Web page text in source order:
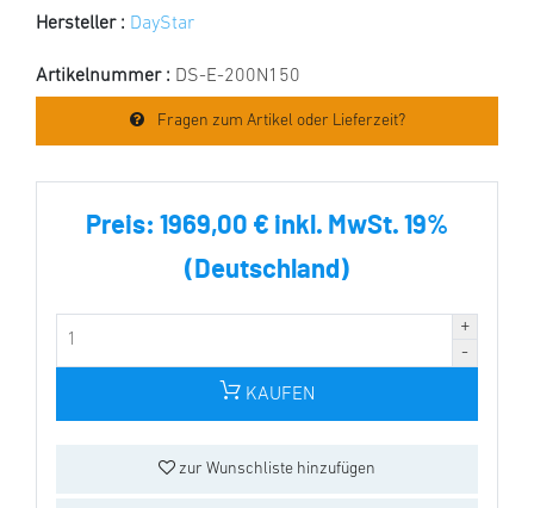
Hersteller : DayStar
Artikelnummer : DS-E-200N150
Fragen zum Artikel oder Lieferzeit?
Preis: 1969,00 € inkl. MwSt. 19%
(Deutschland)
KAUFEN
zur Wunschliste hinzufügen